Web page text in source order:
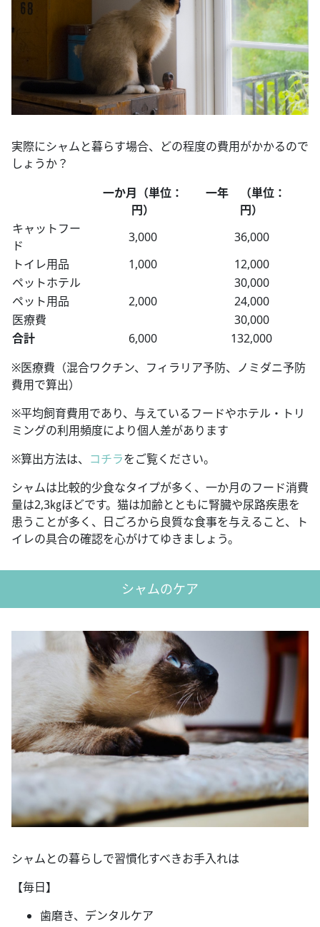
実際にシャムと暮らす場合、どの程度の費用がかかるので
しょうか？
一か月（単位：
円）
一年 （単位：
円）
キャットフー
ド
3,000
36,000
トイレ用品
1,000
12,000
ペットホテル
30,000
ペット用品
2,000
24,000
医療費
30,000
合計
6,000
132,000
※医療費（混合ワクチン、フィラリア予防、ノミダニ予防
費用で算出）
※平均飼育費用であり、与えているフードやホテル・トリ
ミングの利用頻度により個人差があります
※算出方法は、 コチラをご覧ください。
シャムは比較的少食なタイプが多く、一か月のフード消費
量は2,3㎏ほどです。猫は加齢とともに腎臓や尿路疾患を
患うことが多く、日ごろから良質な食事を与えること、ト
イレの具合の確認を心がけてゆきましょう。
シャムのケア
シャムとの暮らしで習慣化すべきお手入れは
【毎日】
歯磨き、デンタルケア